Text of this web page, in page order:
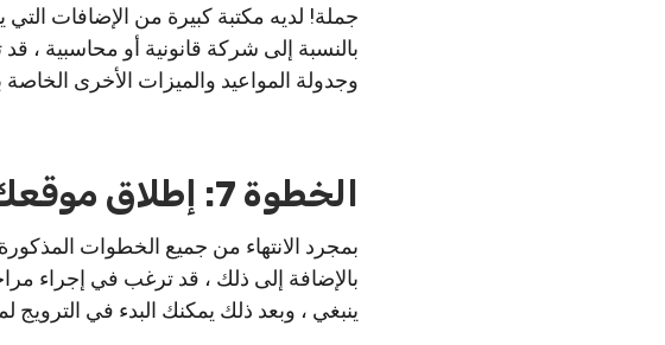
جملة! لديه مكتبة كبيرة من الإضافات
بالنسبة إلى شركة قانونية أو محاسبية ،
وجدولة المواعيد والميزات الأخرى
الخطوة 7: إطلاق موقعك على موقع Joomla
بمجرد الانتهاء من جميع الخطوات
بالإضافة إلى ذلك ، قد ترغب في إجراء
ينبغي ، وبعد ذلك يمكنك البدء في